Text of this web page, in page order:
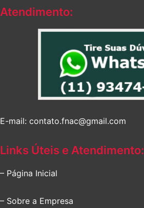
Atendimento:
E-mail: contato.fnac@gmail.com
Links Úteis e Atendimento:
– Página Inicial
– Sobre a Empresa